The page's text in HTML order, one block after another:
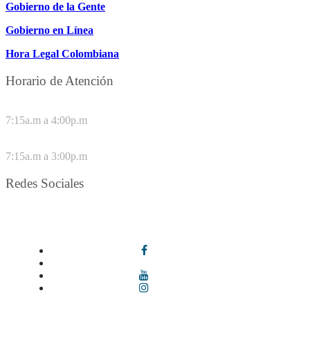
Gobierno de la Gente
Gobierno en Línea
Hora Legal Colombiana
Horario de Atención
7:15a.m a 4:00p.m
7:15a.m a 3:00p.m
Redes Sociales